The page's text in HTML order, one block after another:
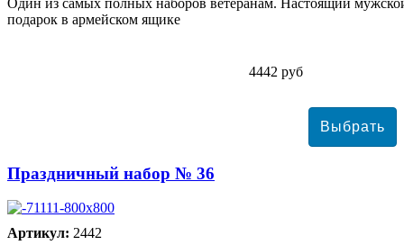
подарок в армейском ящике
4442 руб
Праздничный набор № 36
Артикул: 2442